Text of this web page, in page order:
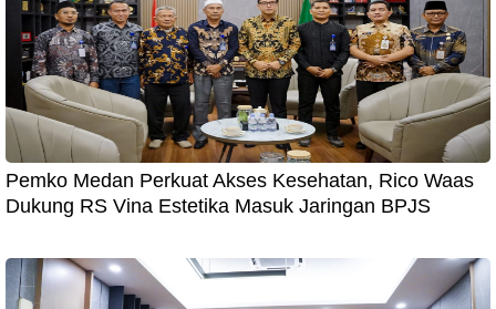
Pemko Medan Perkuat Akses Kesehatan, Rico Waas
Dukung RS Vina Estetika Masuk Jaringan BPJS